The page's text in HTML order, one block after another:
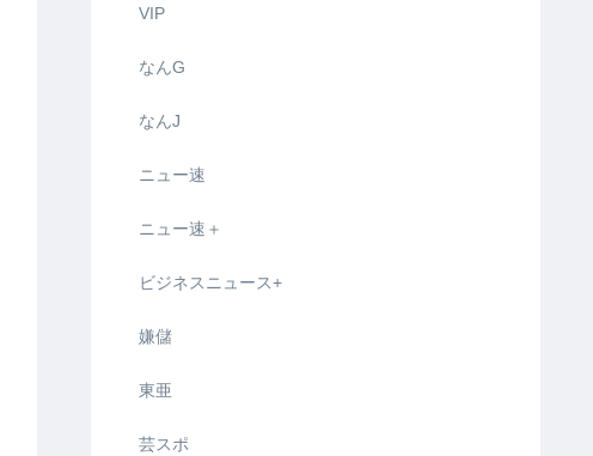
VIP
なんG
なんJ
ニュー速
ニュー速＋
ビジネスニュース+
嫌儲
東亜
芸スポ